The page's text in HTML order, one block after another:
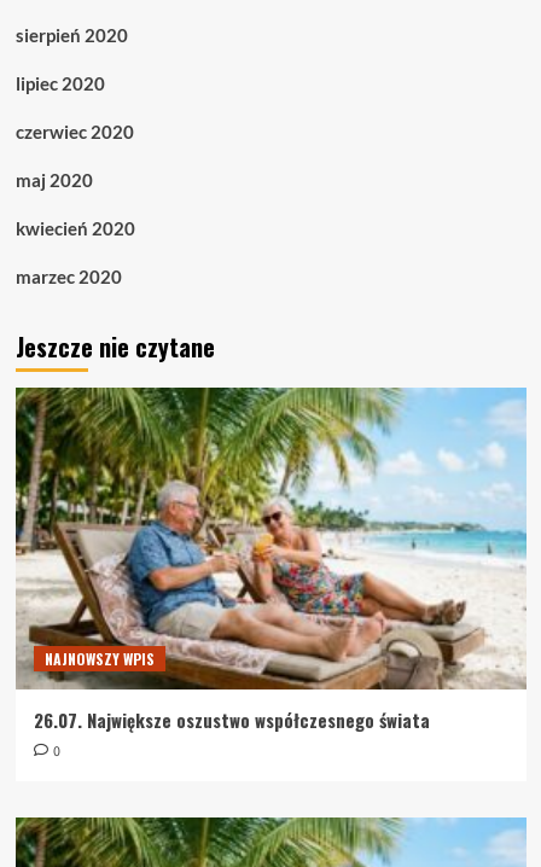
sierpień 2020
lipiec 2020
czerwiec 2020
maj 2020
kwiecień 2020
marzec 2020
Jeszcze nie czytane
NAJNOWSZY WPIS
26.07. Największe oszustwo współczesnego świata
0